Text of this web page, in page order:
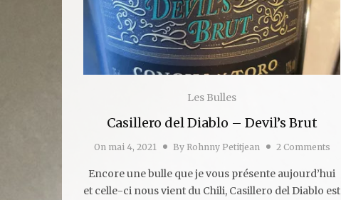
Les Bulles
Casillero del Diablo – Devil’s Brut
On mai 4, 2021 By Rohnny Petitjean 2 Comments
Encore une bulle que je vous présente aujourd’hui
et celle-ci nous vient du Chili, Casillero del Diablo est